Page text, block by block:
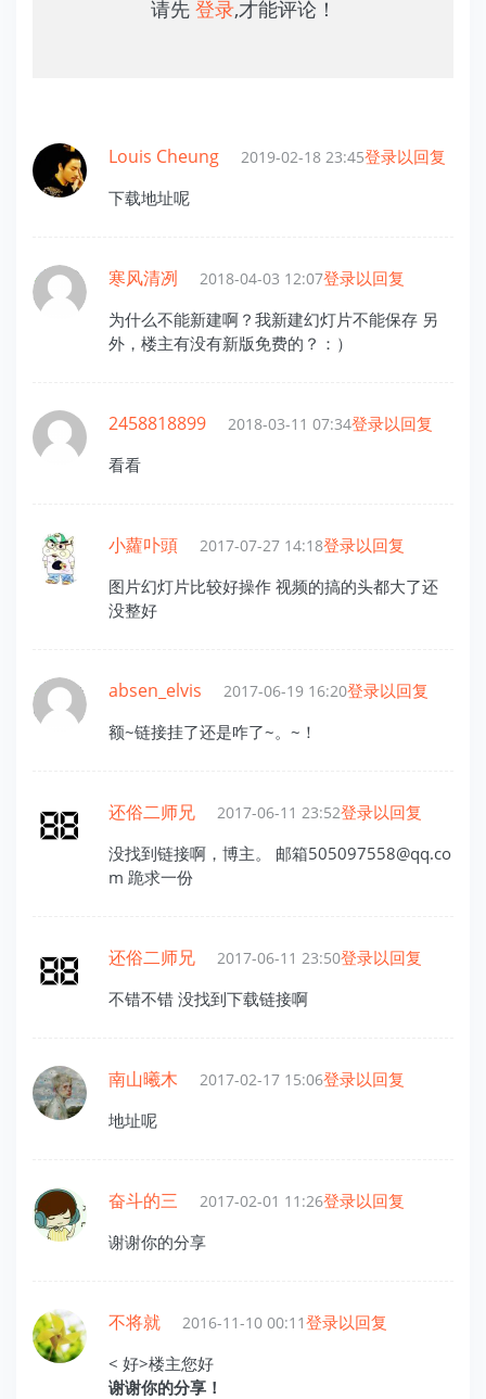
请先 登录,才能评论！
Louis Cheung 2019-02-18 23:45登录以回复
下载地址呢
寒风清冽 2018-04-03 12:07登录以回复
为什么不能新建啊？我新建幻灯片不能保存 另
外，楼主有没有新版免费的？：）
2458818899 2018-03-11 07:34登录以回复
看看
小蘿卟頭 2017-07-27 14:18登录以回复
图片幻灯片比较好操作 视频的搞的头都大了还
没整好
absen_elvis 2017-06-19 16:20登录以回复
额~链接挂了还是咋了~。~！
还俗二师兄 2017-06-11 23:52登录以回复
没找到链接啊，博主。 邮箱505097558@qq.co
m 跪求一份
还俗二师兄 2017-06-11 23:50登录以回复
不错不错 没找到下载链接啊
南山曦木 2017-02-17 15:06登录以回复
地址呢
奋斗的三 2017-02-01 11:26登录以回复
谢谢你的分享
不将就 2016-11-10 00:11登录以回复
< 好>楼主您好
谢谢你的分享！